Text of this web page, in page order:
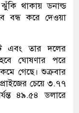
থাকায় ডনাল্ড
বন্ধ করে দেওয়া
এবং তার দলের
হবে ঘোষণার পরে
গেছে। শুক্রবার
চেয়ে ৩.৭৭
৪৯.৫৪ ডলারে